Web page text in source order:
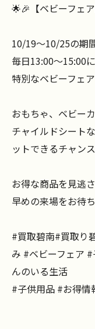
🌟🎉【ベビーフェ
10/19～10/25の期
毎日13:00～15:00に
特別なベビーフェ
おもちゃ、ベビーカ
チャイルドシート
ットできるチャン
お得な商品を見逃
早めの来場をお待
#買取碧南#買取り
み #ベビーフェア
んのいる生活
#子供用品 #お得